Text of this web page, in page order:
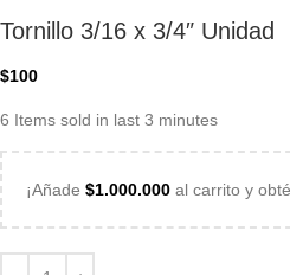
Tornillo 3/16 x 3/4″ Unidad
$100
6 Items sold in last 3 minutes
¡Añade $1.000.000 al carrito y